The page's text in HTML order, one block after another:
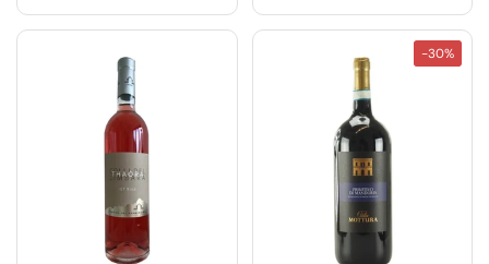
-30%